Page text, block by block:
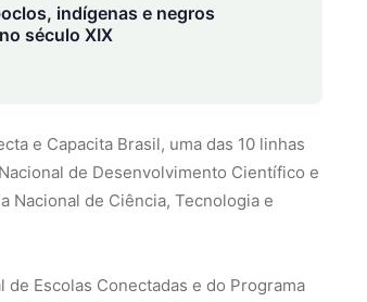
indígenas e negros
século XIX
e Capacita Brasil, uma das 10 linhas
de Desenvolvimento Científico e
Nacional de Ciência, Tecnologia e
de Escolas Conectadas e do Programa